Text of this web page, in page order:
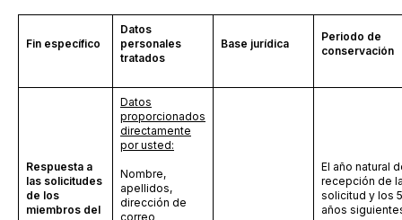
Fin específico
Datos
personales
tratados
Base jurídica
Periodo de
conservación
Respuesta a
las solicitudes
de los
miembros del
Datos
proporcionados
directamente
por usted:
Nombre,
apellidos,
dirección de
correo
El año natural
recepción de
solicitud y los 5
años